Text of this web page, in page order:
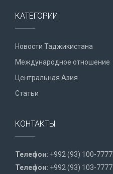
КАТЕГОРИИ
Новости Таджикистана
Международное отношение
Центральная Азия
Статьи
КОНТАКТЫ
Телефон: +992 (93) 100-7777
Телефон: +992 (93) 103-7777